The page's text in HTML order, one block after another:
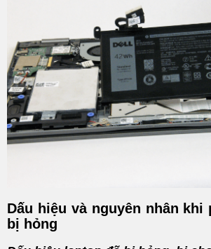
Dấu hiệu và nguyên nhân khi
bị hỏng